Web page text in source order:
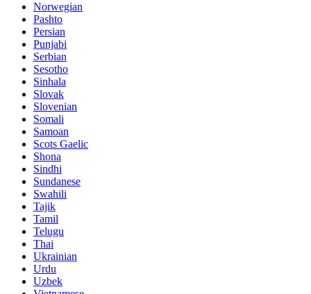
Norwegian
Pashto
Persian
Punjabi
Serbian
Sesotho
Sinhala
Slovak
Slovenian
Somali
Samoan
Scots Gaelic
Shona
Sindhi
Sundanese
Swahili
Tajik
Tamil
Telugu
Thai
Ukrainian
Urdu
Uzbek